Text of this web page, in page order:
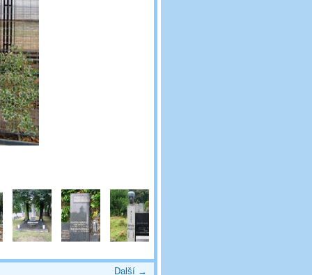
Další →